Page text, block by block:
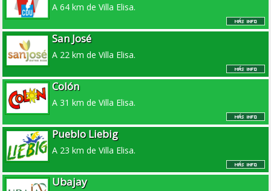
A 64 km de Villa Elisa.
San José
A 22 km de Villa Elisa.
Colón
A 31 km de Villa Elisa.
Pueblo Liebig
A 23 km de Villa Elisa.
Ubajay